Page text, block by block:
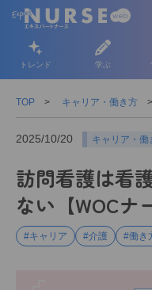
トレンド 学ぶ
TOP キャリア・働き方
2025/10/20 キャリア・働
訪問看護は看
ない【WOCナ
#キャリア #介護 #働き